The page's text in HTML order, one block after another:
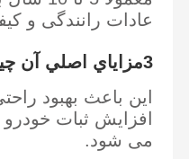
عادات رانندگی و
3مزاياي اصلي آن چيست؟
این باعث بهبود
افزایش ثبات
می شود.